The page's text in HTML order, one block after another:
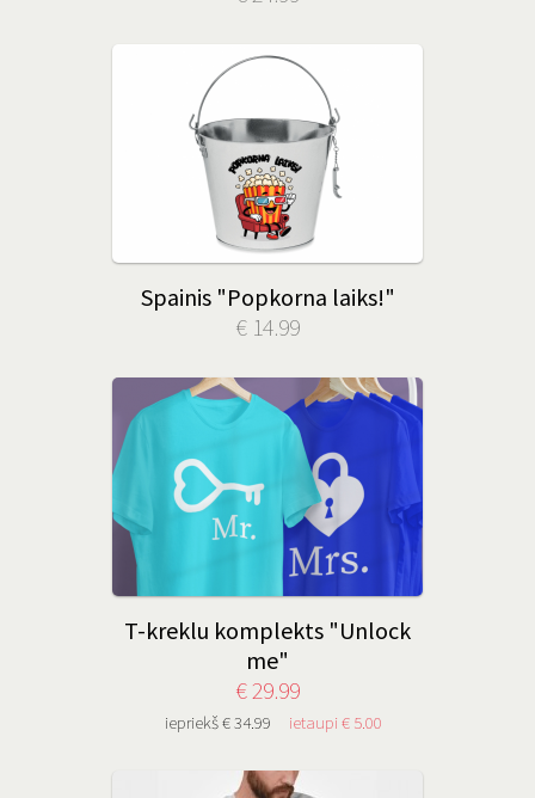
Spainis "Popkorna laiks!"
€ 14.99
T-kreklu komplekts "Unlock
me"
€ 29.99
iepriekš € 34.99 ietaupi € 5.00